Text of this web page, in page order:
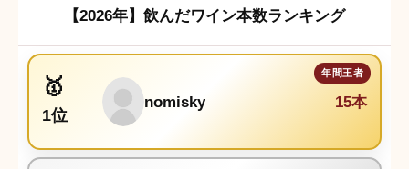
【2026年】飲んだワイン本数ランキング
1位
nomisky 15本